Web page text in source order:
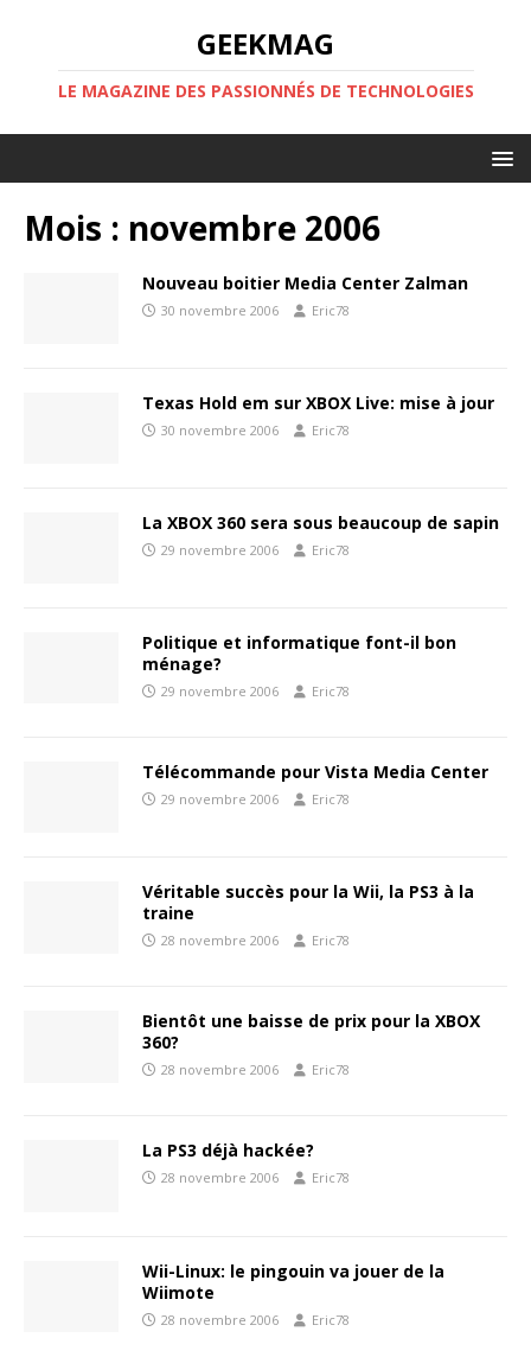
GEEKMAG
LE MAGAZINE DES PASSIONNÉS DE TECHNOLOGIES
Mois : novembre 2006
Nouveau boitier Media Center Zalman
30 novembre 2006 Eric78
Texas Hold em sur XBOX Live: mise à jour
30 novembre 2006 Eric78
La XBOX 360 sera sous beaucoup de sapin
29 novembre 2006 Eric78
Politique et informatique font-il bon
ménage?
29 novembre 2006 Eric78
Télécommande pour Vista Media Center
29 novembre 2006 Eric78
Véritable succès pour la Wii, la PS3 à la
traine
28 novembre 2006 Eric78
Bientôt une baisse de prix pour la XBOX
360?
28 novembre 2006 Eric78
La PS3 déjà hackée?
28 novembre 2006 Eric78
Wii-Linux: le pingouin va jouer de la
Wiimote
28 novembre 2006 Eric78